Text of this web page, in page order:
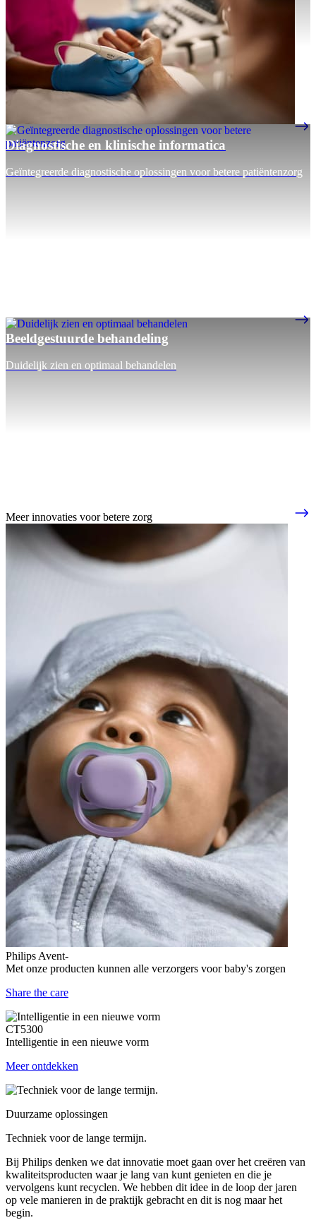
Diagnostische en klinische informatica
Geïntegreerde diagnostische oplossingen voor betere patiëntenzorg
Beeldgestuurde behandeling
Duidelijk zien en optimaal behandelen
Meer innovaties voor betere zorg
Philips Avent-
Met onze producten kunnen alle verzorgers voor baby's zorgen
Share the care
CT5300
Intelligentie in een nieuwe vorm
Meer ontdekken
Duurzame oplossingen
Techniek voor de lange termijn.
Bij Philips denken we dat innovatie moet gaan over het creëren van
kwaliteitsproducten waar je lang van kunt genieten en die je
vervolgens kunt recyclen. We hebben dit idee in de loop der jaren
op vele manieren in de praktijk gebracht en dit is nog maar het
begin.